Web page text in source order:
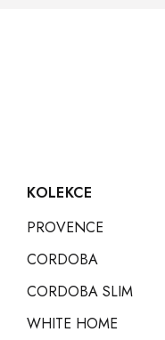
KOLEKCE
PROVENCE
CORDOBA
CORDOBA SLIM
WHITE HOME